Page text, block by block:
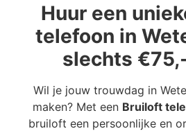
Huur een
telefoon in
slechts
Wil je jouw trouwdag in
maken? Met een Bruiloft
bruiloft een persoonlijke en